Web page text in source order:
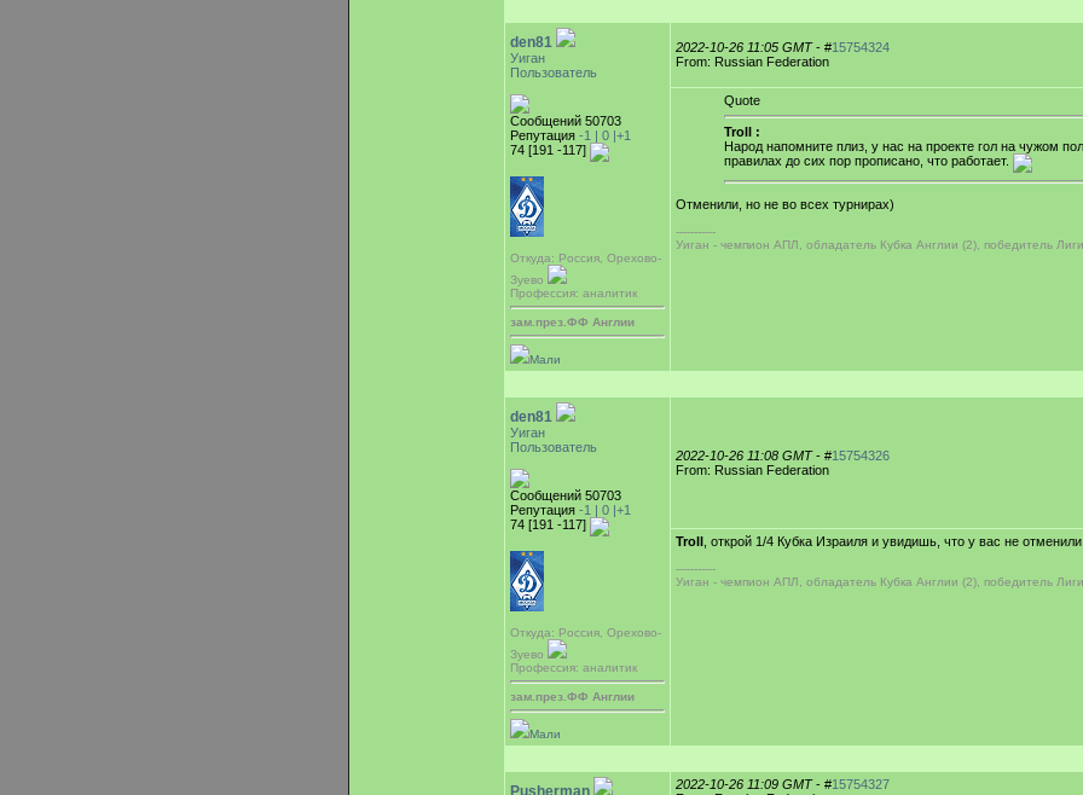
den81
Уиган
Пользователь
Сообщений 50703
Репутация -1 | 0 |+1
74 [191 -117]
Откуда: Россия, Орехово-
Зуево
Профессия: аналитик
зам.през.ФФ Англии
Мали
2022-10-26 11:05 GMT- #15754324
From: Russian Federation
Quote
Troll :
Народ напомните плиз, у нас на проекте гол на чужом
правилах до сих пор прописано, что работает.
Отменили, но не во всех турнирах)
-----------
Уиган - чемпион АПЛ, обладатель Кубка Англии (2), победитель
den81
Уиган
Пользователь
Сообщений 50703
Репутация -1 | 0 |+1
74 [191 -117]
Откуда: Россия, Орехово-
Зуево
Профессия: аналитик
зам.през.ФФ Англии
Мали
2022-10-26 11:08 GMT- #15754326
From: Russian Federation
Troll , открой 1/4 Кубка Израиля и увидишь, что у вас не
-----------
Уиган - чемпион АПЛ, обладатель Кубка Англии (2), победитель
Pusherman 2022-10-26 11:09 GMT- #15754327